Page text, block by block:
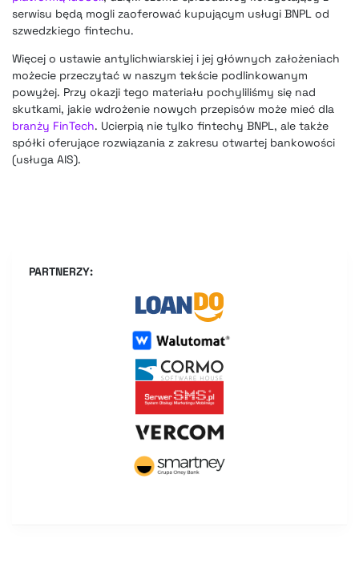
serwisu będą mogli zaoferować kupującym usługi BNPL od
szwedzkiego fintechu.
Więcej o ustawie antylichwiarskiej i jej głównych założeniach
możecie przeczytać w naszym tekście podlinkowanym
powyżej. Przy okazji tego materiału pochyliliśmy się nad
skutkami, jakie wdrożenie nowych przepisów może mieć dla
branży FinTech. Ucierpią nie tylko fintechy BNPL, ale także
spółki oferujące rozwiązania z zakresu otwartej bankowości
(usługa AIS).
PARTNERZY: